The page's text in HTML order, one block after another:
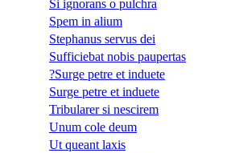
Si ignorans o pulchra
Spem in alium
Stephanus servus dei
Sufficiebat nobis paupertas
?Surge petre et induete
Surge petre et induete
Tribularer si nescirem
Unum cole deum
Ut queant laxis